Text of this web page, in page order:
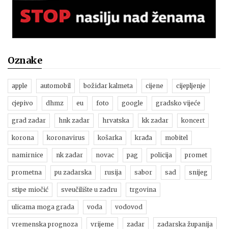
Oznake
apple automobil božidar kalmeta cijene cijepljenje
cjepivo dhmz eu foto google gradsko vijeće
grad zadar hnk zadar hrvatska kk zadar koncert
korona koronavirus košarka krađa mobitel
namirnice nk zadar novac pag policija promet
prometna pu zadarska rusija sabor sad snijeg
stipe miočić sveučilište u zadru trgovina
ulicama moga grada voda vodovod
vremenska prognoza vrijeme zadar zadarska županija